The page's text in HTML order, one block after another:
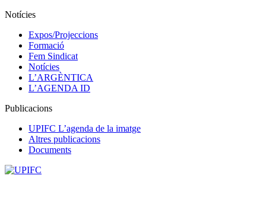
Notícies
Expos/Projeccions
Formació
Fem Sindicat
Notícies
L’ARGÈNTICA
L’AGENDA ID
Publicacions
UPIFC L’agenda de la imatge
Altres publicacions
Documents